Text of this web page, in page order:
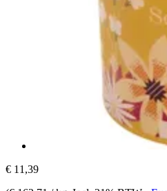
€ 11,39